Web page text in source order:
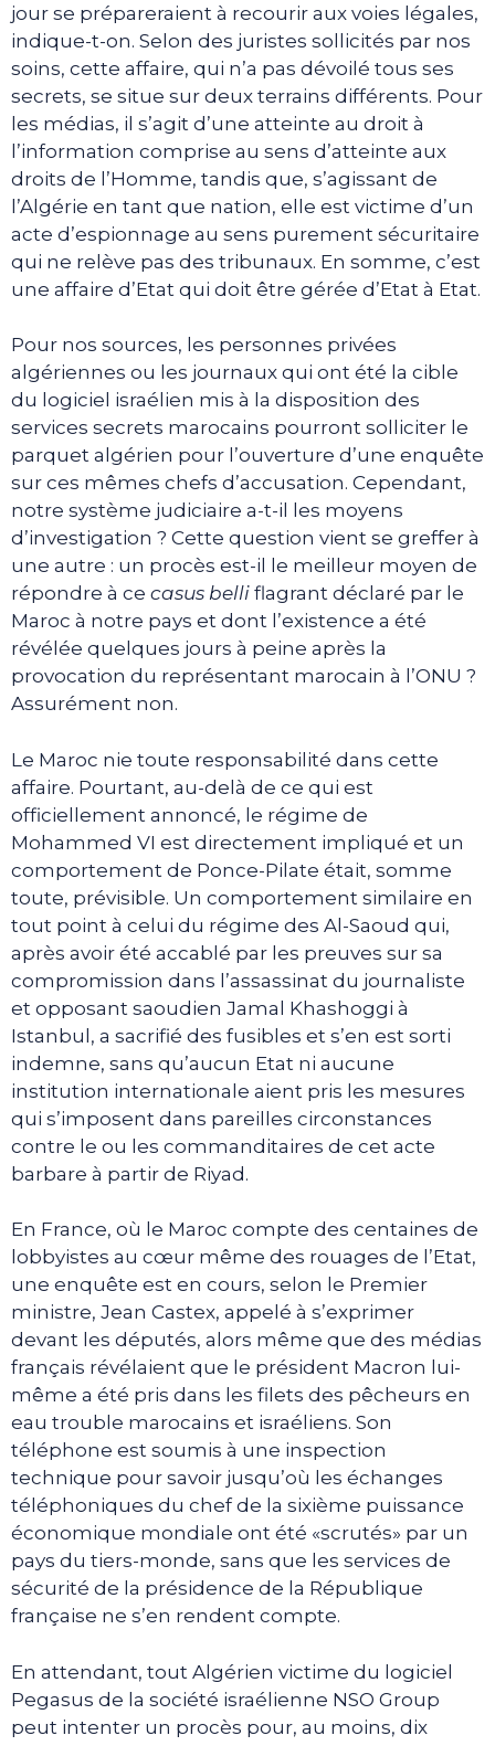
jour se prépareraient à recourir aux voies légales,
indique-t-on. Selon des juristes sollicités par nos
soins, cette affaire, qui n’a pas dévoilé tous ses
secrets, se situe sur deux terrains différents. Pour
les médias, il s’agit d’une atteinte au droit à
l’information comprise au sens d’atteinte aux
droits de l’Homme, tandis que, s’agissant de
l’Algérie en tant que nation, elle est victime d’un
acte d’espionnage au sens purement sécuritaire
qui ne relève pas des tribunaux. En somme, c’est
une affaire d’Etat qui doit être gérée d’Etat à Etat.
Pour nos sources, les personnes privées
algériennes ou les journaux qui ont été la cible
du logiciel israélien mis à la disposition des
services secrets marocains pourront solliciter le
parquet algérien pour l’ouverture d’une enquête
sur ces mêmes chefs d’accusation. Cependant,
notre système judiciaire a-t-il les moyens
d’investigation ? Cette question vient se greffer à
une autre : un procès est-il le meilleur moyen de
répondre à ce casus belli flagrant déclaré par le
Maroc à notre pays et dont l’existence a été
révélée quelques jours à peine après la
provocation du représentant marocain à l’ONU ?
Assurément non.
Le Maroc nie toute responsabilité dans cette
affaire. Pourtant, au-delà de ce qui est
officiellement annoncé, le régime de
Mohammed VI est directement impliqué et un
comportement de Ponce-Pilate était, somme
toute, prévisible. Un comportement similaire en
tout point à celui du régime des Al-Saoud qui,
après avoir été accablé par les preuves sur sa
compromission dans l’assassinat du journaliste
et opposant saoudien Jamal Khashoggi à
Istanbul, a sacrifié des fusibles et s’en est sorti
indemne, sans qu’aucun Etat ni aucune
institution internationale aient pris les mesures
qui s’imposent dans pareilles circonstances
contre le ou les commanditaires de cet acte
barbare à partir de Riyad.
En France, où le Maroc compte des centaines de
lobbyistes au cœur même des rouages de l’Etat,
une enquête est en cours, selon le Premier
ministre, Jean Castex, appelé à s’exprimer
devant les députés, alors même que des médias
français révélaient que le président Macron lui-
même a été pris dans les filets des pêcheurs en
eau trouble marocains et israéliens. Son
téléphone est soumis à une inspection
technique pour savoir jusqu’où les échanges
téléphoniques du chef de la sixième puissance
économique mondiale ont été «scrutés» par un
pays du tiers-monde, sans que les services de
sécurité de la présidence de la République
française ne s’en rendent compte.
En attendant, tout Algérien victime du logiciel
Pegasus de la société israélienne NSO Group
peut intenter un procès pour, au moins, dix